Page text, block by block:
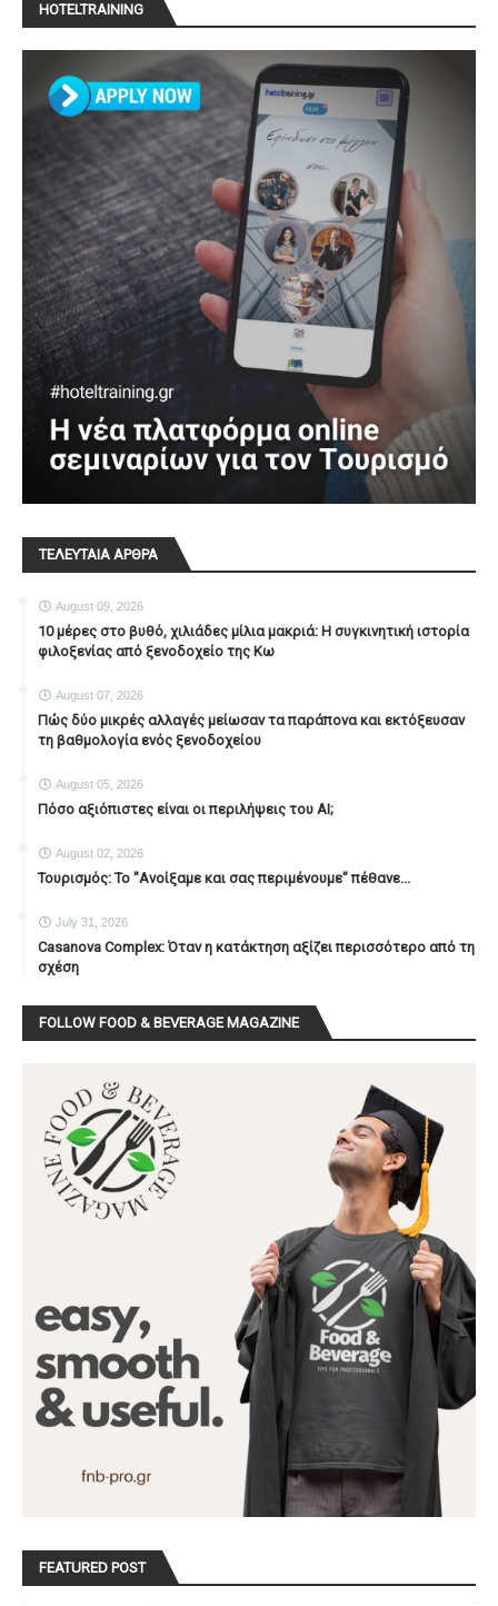
HOTELTRAINING
ΤΕΛΕΥΤΑΙΑ ΑΡΘΡΑ
August 09, 2026
10 μέρες στο βυθό, χιλιάδες μίλια μακριά: Η συγκινητική ιστορία
φιλοξενίας από ξενοδοχείο της Κω
August 07, 2026
Πώς δύο μικρές αλλαγές μείωσαν τα παράπονα και εκτόξευσαν
τη βαθμολογία ενός ξενοδοχείου
August 05, 2026
Πόσο αξιόπιστες είναι οι περιλήψεις του ΑΙ;
August 02, 2026
Τουρισμός: Το "Ανοίξαμε και σας περιμένουμε" πέθανε...
July 31, 2026
Casanova Complex: Όταν η κατάκτηση αξίζει περισσότερο από τη
σχέση
FOLLOW FOOD & BEVERAGE MAGAZINE
FEATURED POST